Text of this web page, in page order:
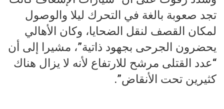
تجد صعوبة بالغة في التحرك ليلا والوصول
لمكان القصف لنقل الضحايا، وكان الأهالي
يحضرون الجرحى بجهود ذاتية”، مشيرا إلى أن
“عدد القتلى مرشح للارتفاع لأنه لا يزال هناك
كثيرين تحت الأنقاض”.